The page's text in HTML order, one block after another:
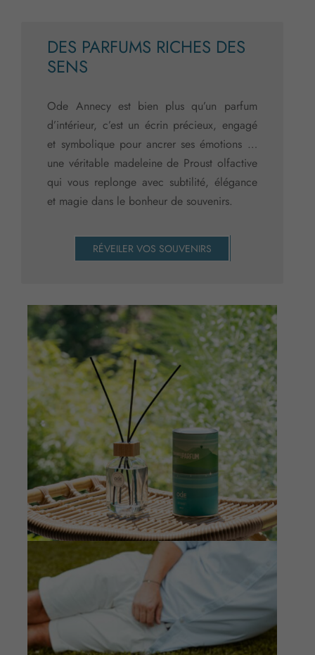
DES PARFUMS RICHES DES
SENS
Ode Annecy est bien plus qu’un parfum
d’intérieur, c’est un écrin précieux, engagé
et symbolique pour ancrer ses émotions …
une véritable madeleine de Proust olfactive
qui vous replonge avec subtilité, élégance
et magie dans le bonheur de souvenirs.
RÉVEILER VOS SOUVENIRS